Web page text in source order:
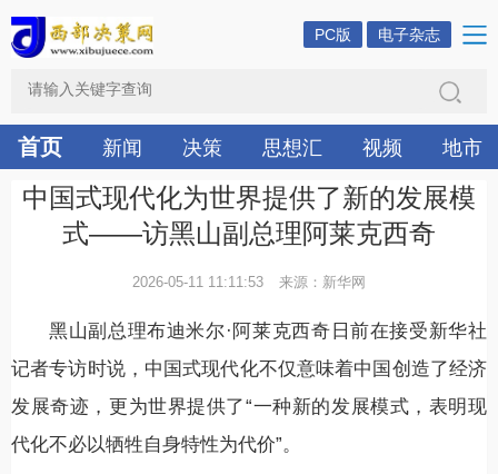
PC版 电子杂志
首页 新闻 决策 思想汇 视频 地市
中国式现代化为世界提供了新的发展模
式——访黑山副总理阿莱克西奇
2026-05-11 11:11:53 来源：新华网
黑山副总理布迪米尔·阿莱克西奇日前在接受新华社
记者专访时说，中国式现代化不仅意味着中国创造了经济
发展奇迹，更为世界提供了“一种新的发展模式，表明现
代化不必以牺牲自身特性为代价”。